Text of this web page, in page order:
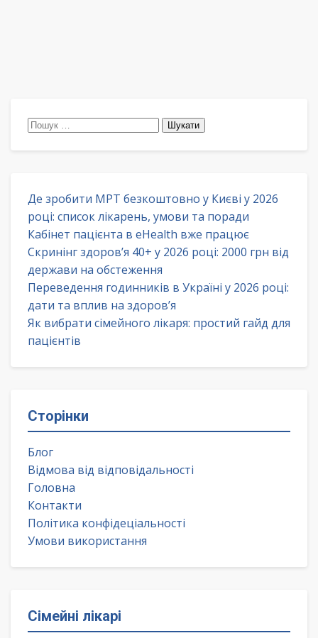
Пошук:
Де зробити МРТ безкоштовно у Києві у 2026
році: список лікарень, умови та поради
Кабінет пацієнта в eHealth вже працює
Скринінг здоров’я 40+ у 2026 році: 2000 грн від
держави на обстеження
Переведення годинників в Україні у 2026 році:
дати та вплив на здоров’я
Як вибрати сімейного лікаря: простий гайд для
пацієнтів
Сторінки
Блог
Відмова від відповідальності
Головна
Контакти
Політика конфідеціальності
Умови використання
Сімейні лікарі